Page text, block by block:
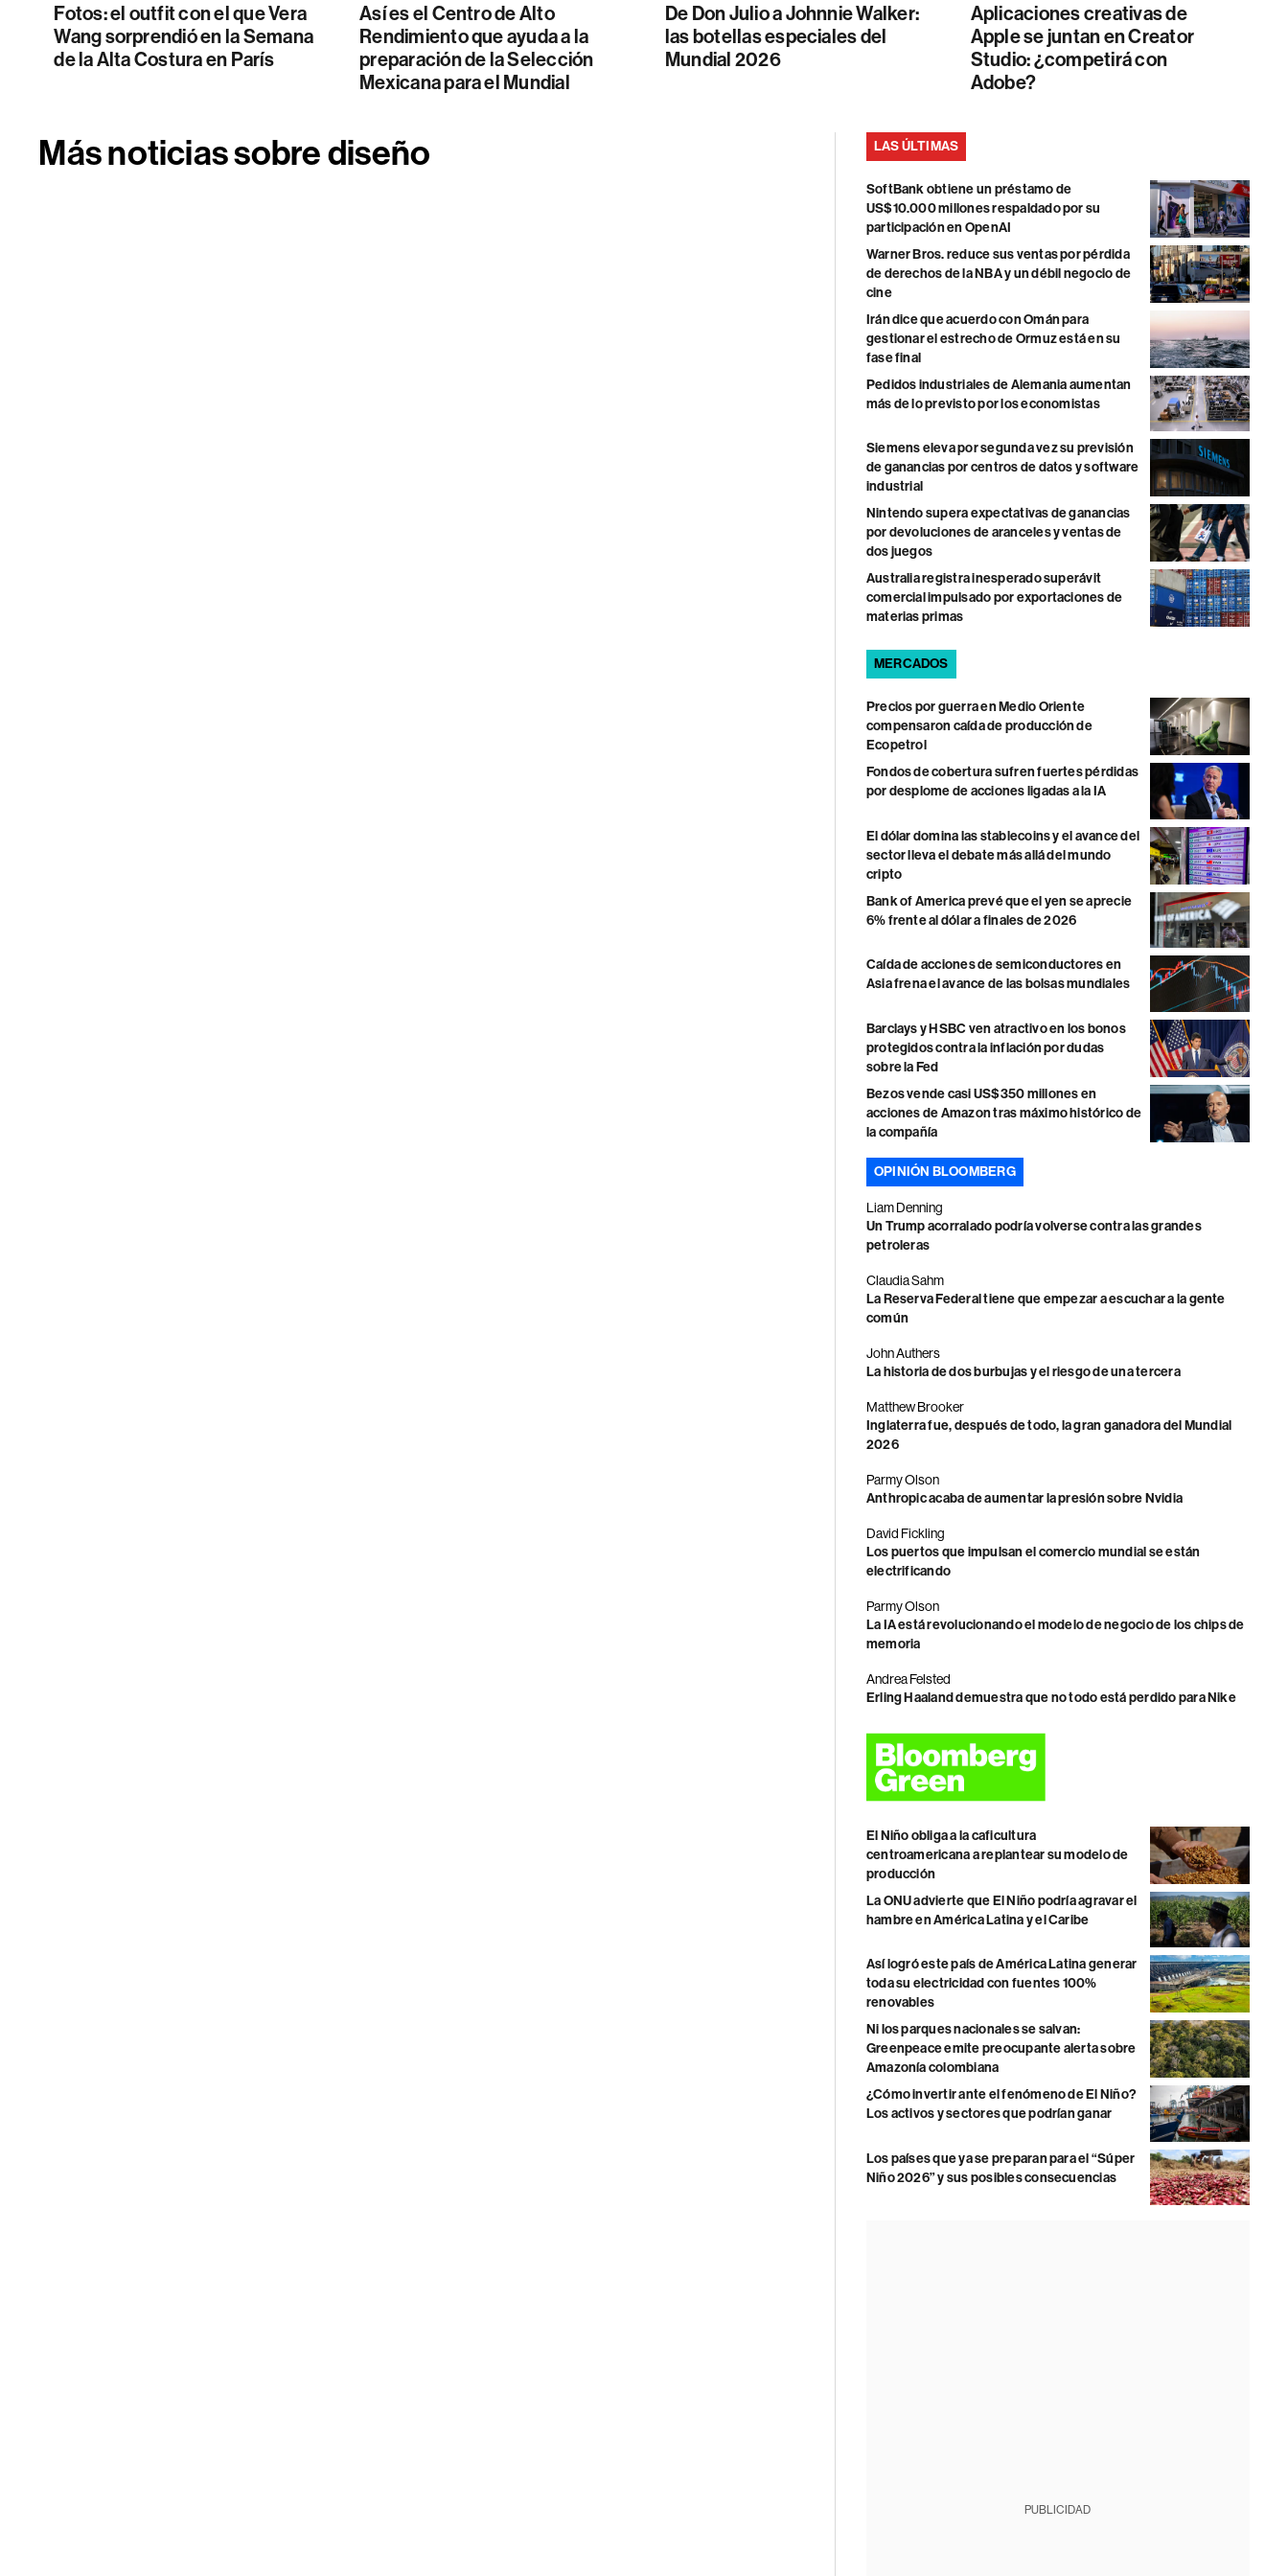
Fotos: el outfit con el que Vera
Wang sorprendió en la Semana
de la Alta Costura en París
Así es el Centro de Alto
Rendimiento que ayuda a la
preparación de la Selección
Mexicana para el Mundial
De Don Julio a Johnnie Walker:
las botellas especiales del
Mundial 2026
Aplicaciones creativas de
Apple se juntan en Creator
Studio: ¿competirá con
Adobe?
Más noticias sobre diseño LAS ÚLTIMAS
SoftBank obtiene un préstamo de
US$10.000 millones respaldado por su
participación en OpenAI
Warner Bros. reduce sus ventas por pérdida
de derechos de la NBA y un débil negocio de
cine
Irán dice que acuerdo con Omán para
gestionar el estrecho de Ormuz está en su
fase final
Pedidos industriales de Alemania aumentan
más de lo previsto por los economistas
Siemens eleva por segunda vez su previsión
de ganancias por centros de datos y software
industrial
Nintendo supera expectativas de ganancias
por devoluciones de aranceles y ventas de
dos juegos
Australia registra inesperado superávit
comercial impulsado por exportaciones de
materias primas
MERCADOS
Precios por guerra en Medio Oriente
compensaron caída de producción de
Ecopetrol
Fondos de cobertura sufren fuertes pérdidas
por desplome de acciones ligadas a la IA
El dólar domina las stablecoins y el avance del
sector lleva el debate más allá del mundo
cripto
Bank of America prevé que el yen se aprecie
6% frente al dólar a finales de 2026
Caída de acciones de semiconductores en
Asia frena el avance de las bolsas mundiales
Barclays y HSBC ven atractivo en los bonos
protegidos contra la inflación por dudas
sobre la Fed
Bezos vende casi US$350 millones en
acciones de Amazon tras máximo histórico de
la compañía
OPINIÓN BLOOMBERG
Liam Denning
Un Trump acorralado podría volverse contra las grandes
petroleras
Claudia Sahm
La Reserva Federal tiene que empezar a escuchar a la gente
común
John Authers
La historia de dos burbujas y el riesgo de una tercera
Matthew Brooker
Inglaterra fue, después de todo, la gran ganadora del Mundial
2026
Parmy Olson
Anthropic acaba de aumentar la presión sobre Nvidia
David Fickling
Los puertos que impulsan el comercio mundial se están
electrificando
Parmy Olson
La IA está revolucionando el modelo de negocio de los chips de
memoria
Andrea Felsted
Erling Haaland demuestra que no todo está perdido para Nike
El Niño obliga a la caficultura
centroamericana a replantear su modelo de
producción
La ONU advierte que El Niño podría agravar el
hambre en América Latina y el Caribe
Así logró este país de América Latina generar
toda su electricidad con fuentes 100%
renovables
Ni los parques nacionales se salvan:
Greenpeace emite preocupante alerta sobre
Amazonía colombiana
¿Cómo invertir ante el fenómeno de El Niño?
Los activos y sectores que podrían ganar
Los países que ya se preparan para el “Súper
Niño 2026” y sus posibles consecuencias
PUBLICIDAD